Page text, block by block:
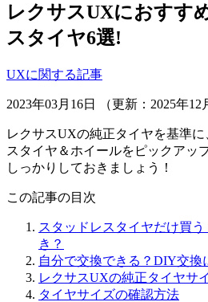
レクサスUXにおすす
スタイヤ6選!
UXに関する記事
2023年03月16日 （更新：2025年12
レクサスUXの純正タイヤを基準
スタイヤ＆ホイールをピックアッ
しっかりしておきましょう！
この記事の目次
スタッドレスタイヤだけ買
き？
自分で交換できる？DIY交換
レクサスUXの純正タイヤサ
タイヤサイズの確認方法